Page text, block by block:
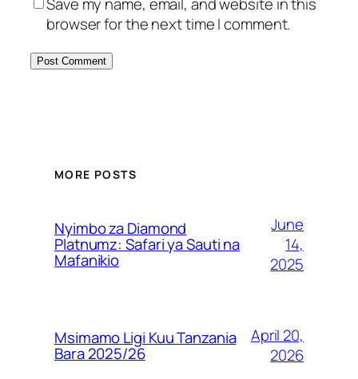
browser for the next time I comment.
MORE POSTS
Nyimbo za Diamond
Platnumz: Safari ya Sauti na
Mafanikio
June
14,
2025
Msimamo Ligi Kuu Tanzania
Bara 2025/26
April 20,
2026